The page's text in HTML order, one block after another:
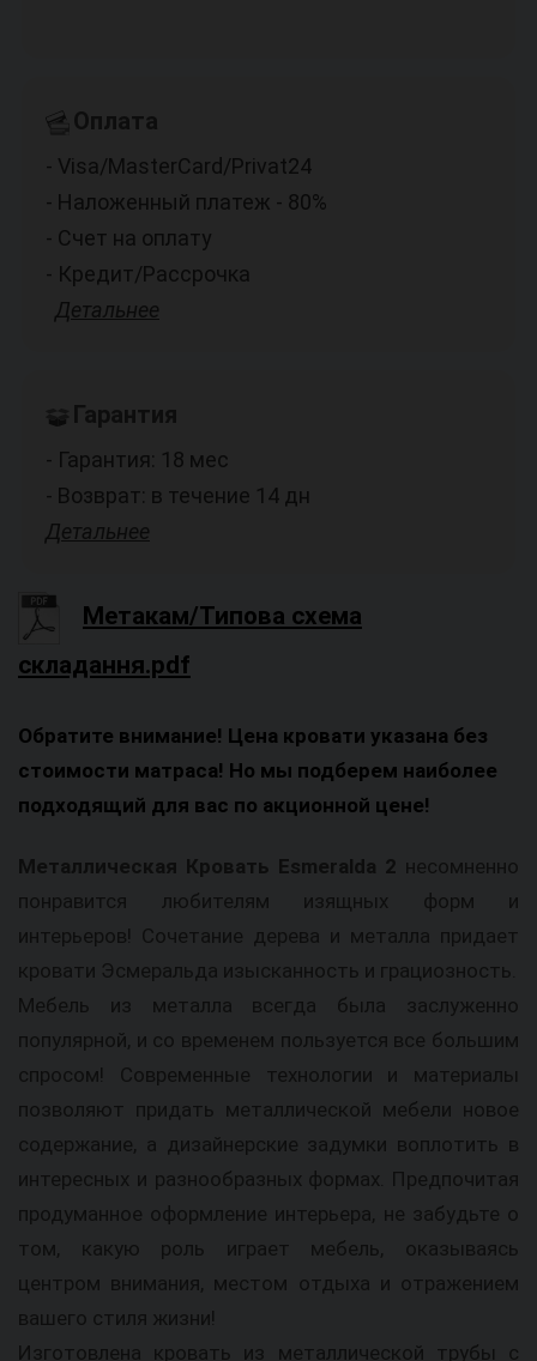
Оплата
- Visa/MasterCard/Privat24
- Наложенный платеж - 80%
- Счет на оплату
- Кредит/Рассрочка
Детальнее
Гарантия
- Гарантия: 18 мес
- Возврат: в течение 14 дн
Детальнее
Метакам/Типова схема
складання.pdf
Обратите внимание! Цена кровати указана без
стоимости матраса! Но мы подберем наиболее
подходящий для вас по акционной цене!
Металлическая Кровать Esmeralda 2 несомненно
понравится любителям изящных форм и
интерьеров! Сочетание дерева и металла придает
кровати Эсмеральда изысканность и грациозность.
Мебель из металла всегда была заслуженно
популярной, и со временем пользуется все большим
спросом! Современные технологии и материалы
позволяют придать металлической мебели новое
содержание, а дизайнерские задумки воплотить в
интересных и разнообразных формах. Предпочитая
продуманное оформление интерьера, не забудьте о
том, какую роль играет мебель, оказываясь
центром внимания, местом отдыха и отражением
вашего стиля жизни!
Изготовлена кровать из металлической трубы с